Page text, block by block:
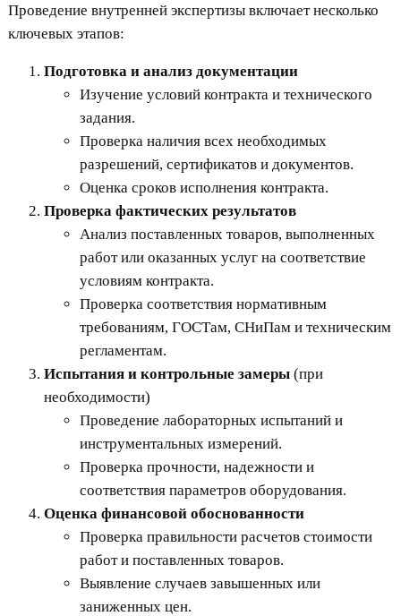
Проведение внутренней экспертизы включает несколько
ключевых этапов:
Подготовка и анализ документации
Изучение условий контракта и технического
задания.
Проверка наличия всех необходимых
разрешений, сертификатов и документов.
Оценка сроков исполнения контракта.
Проверка фактических результатов
Анализ поставленных товаров, выполненных
работ или оказанных услуг на соответствие
условиям контракта.
Проверка соответствия нормативным
требованиям, ГОСТам, СНиПам и техническим
регламентам.
Испытания и контрольные замеры(при
необходимости)
Проведение лабораторных испытаний и
инструментальных измерений.
Проверка прочности, надежности и
соответствия параметров оборудования.
Оценка финансовой обоснованности
Проверка правильности расчетов стоимости
работ и поставленных товаров.
Выявление случаев завышенных или
заниженных цен.